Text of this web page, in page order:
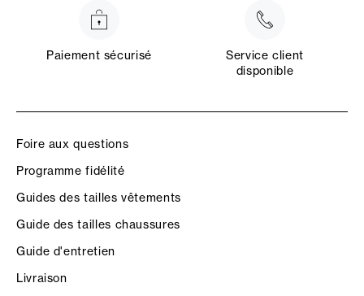
Paiement sécurisé
Service client
disponible
Foire aux questions
Programme fidélité
Guides des tailles vêtements
Guide des tailles chaussures
Guide d'entretien
Livraison